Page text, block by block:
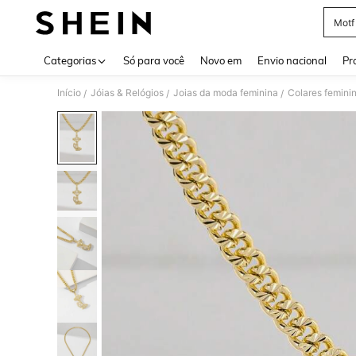
Motf
Categorias Só para você Novo em Envio nacional
Início / Jóias & Relógios / Joias da moda feminina / Colares